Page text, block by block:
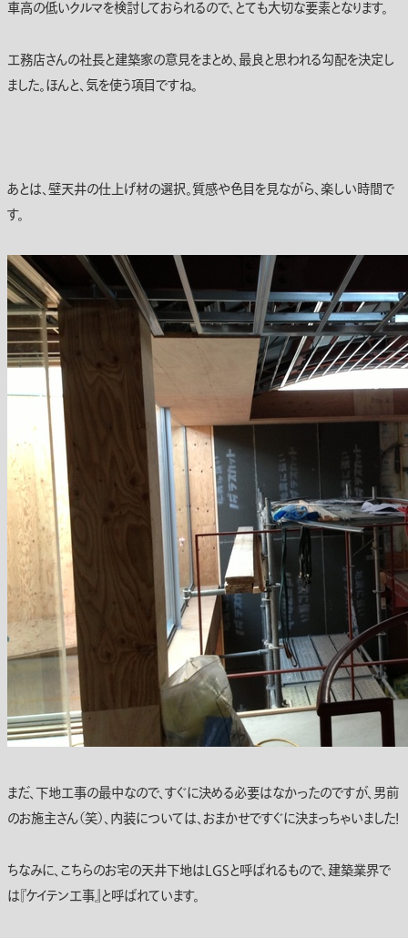
車高の低いクルマを検討しておられるので、とても大切な要素となります。
工務店さんの社長と建築家の意見をまとめ、最良と思われる勾配を決定し
ました。ほんと、気を使う項目ですね。
あとは、壁天井の仕上げ材の選択。質感や色目を見ながら、楽しい時間で
す。
まだ、下地工事の最中なので、すぐに決める必要はなかったのですが、男前
のお施主さん（笑）、内装については、おまかせですぐに決まっちゃいました！
ちなみに、こちらのお宅の天井下地はLGSと呼ばれるもので、建築業界で
は『ケイテン工事』と呼ばれています。